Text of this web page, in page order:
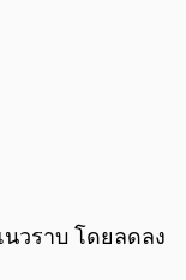
นวราบ โดยลดลง